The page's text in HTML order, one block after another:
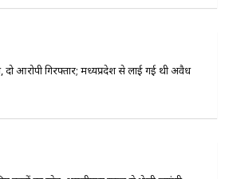
दो आरोपी गिरफ्तार; मध्यप्रदेश से लाई गई थी अवैध